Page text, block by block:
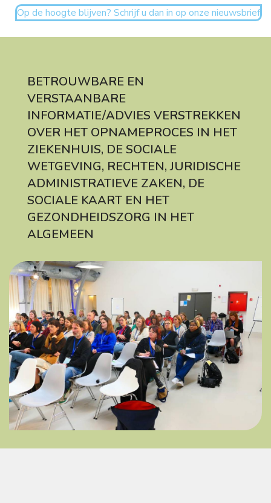
Op de hoogte blijven? Schrijf u dan in op onze nieuwsbrief
BETROUWBARE EN
VERSTAANBARE
INFORMATIE/ADVIES VERSTREKKEN
OVER HET OPNAMEPROCES IN HET
ZIEKENHUIS, DE SOCIALE
WETGEVING, RECHTEN, JURIDISCHE
ADMINISTRATIEVE ZAKEN, DE
SOCIALE KAART EN HET
GEZONDHEIDSZORG IN HET
ALGEMEEN